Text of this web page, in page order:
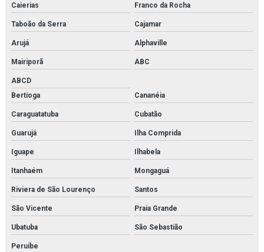
Simulador de medicina
Simulador de parto
Simulador de parto normal
Simulador de parto normal com sistema de manivela
Simulador de pele para sutura
Simulador de próstata
Simulador de rcp básica
Simulador de rcp neonatal
Simulador de sutura
Caierias Franco da Rocha
Taboão da Serra Cajamar
Arujá Alphaville
Mairiporã ABC
ABCD
Bertioga
Cananéia
Caraguatatuba Cubatão
Guarujá Ilha Comprida
Iguape Ilhabela
Itanhaém Mongaguá
Riviera de São Lourenço Santos
São Vicente Praia Grande
Ubatuba São Sebastião
Peruíbe